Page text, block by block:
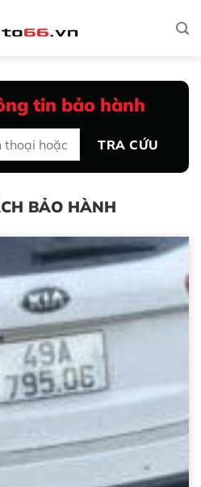
tin bảo hành
TRA CỨU
BẢO HÀNH